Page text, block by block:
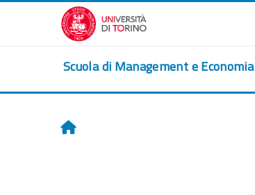
Passer au contenu principal
Scuola di Management e Economia
Accueil